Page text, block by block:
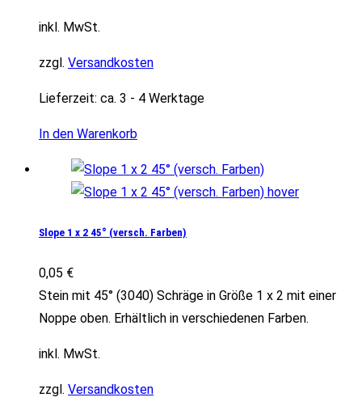
inkl. MwSt.
zzgl. Versandkosten
Lieferzeit: ca. 3 - 4 Werktage
In den Warenkorb
Slope 1 x 2 45° (versch. Farben)
0,05 €
Stein mit 45° (3040) Schräge in Größe 1 x 2 mit einer
Noppe oben. Erhältlich in verschiedenen Farben.
inkl. MwSt.
zzgl. Versandkosten